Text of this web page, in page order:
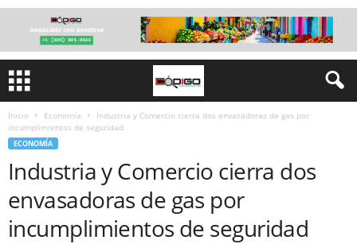
Inicio Economía
Industria y Comercio cierra dos envasadoras de gas por
incumplimientos de seguridad
ECONOMÍA
Industria y Comercio cierra dos
envasadoras de gas por
incumplimientos de seguridad